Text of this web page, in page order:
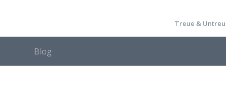
Treue &
Blog